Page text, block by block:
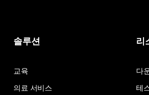
솔루션
교육
의료 서비스
리
다
테